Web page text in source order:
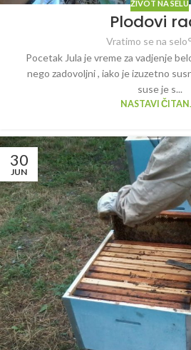
ŽIVOT NA SELU
Plodovi
Vratimo se na selo
Pocetak Jula je vreme za vadjenje
nego zadovoljni , iako je izuzetno
suse je s...
NASTAVI
30
JUN